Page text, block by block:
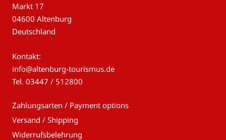
Markt 17
04600 Altenburg
Deutschland
Kontakt:
info@altenburg-tourismus.de
Tel. 03447 / 512800
Zahlungsarten / Payment options
Versand / Shipping
Widerrufsbelehrung